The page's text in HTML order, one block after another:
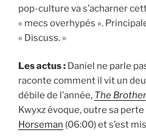
pop-culture va s’acharner
« mecs overhypés ».
« Discuss. »
Les actus : Daniel ne parle
raconte comment il vit un
débile de l’année, The
Kwyxz évoque, outre sa perte
Horseman (06:00) et s’est